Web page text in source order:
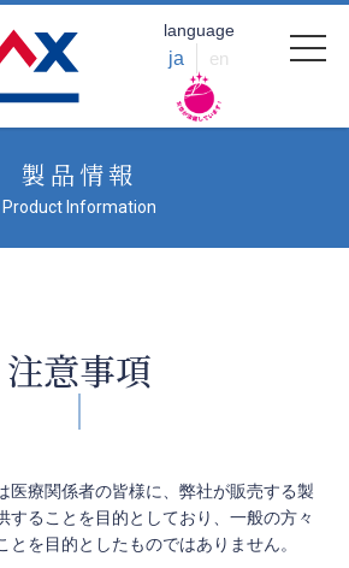
language
ja en
製品情報
Product Information
注意事項
医療関係者の皆様に、弊社が販売する製
することを目的としており、一般の方々
とを目的としたものではありません。